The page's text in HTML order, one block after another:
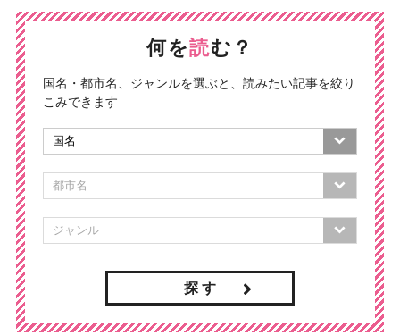
何を読む？
国名・都市名、ジャンルを選ぶと、読みたい記事を絞り
こみできます
探 す